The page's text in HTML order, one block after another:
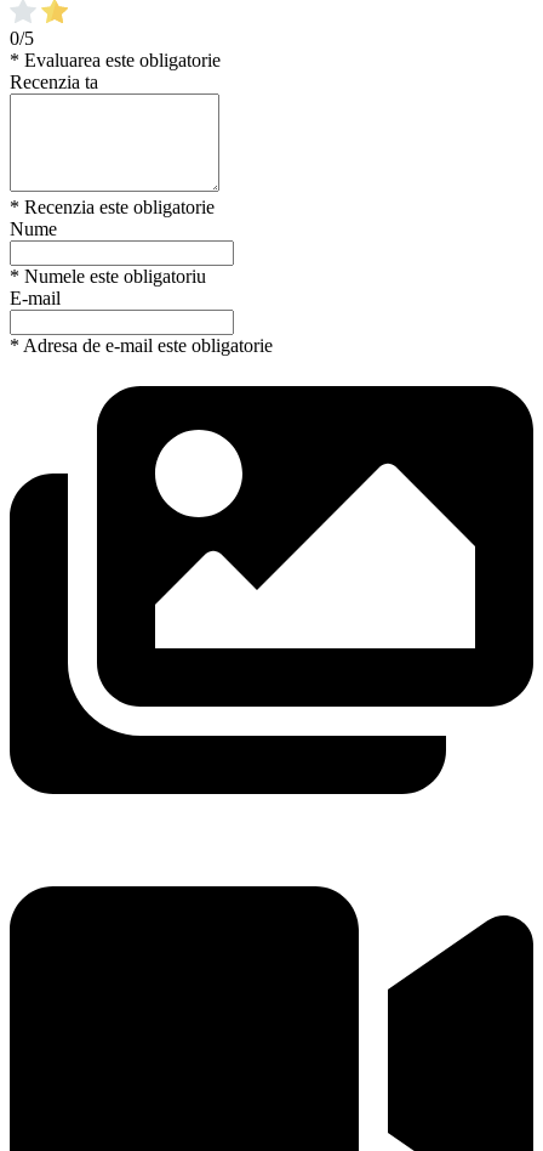
0/5
* Evaluarea este obligatorie
Recenzia ta
* Recenzia este obligatorie
Nume
* Numele este obligatoriu
E-mail
* Adresa de e-mail este obligatorie